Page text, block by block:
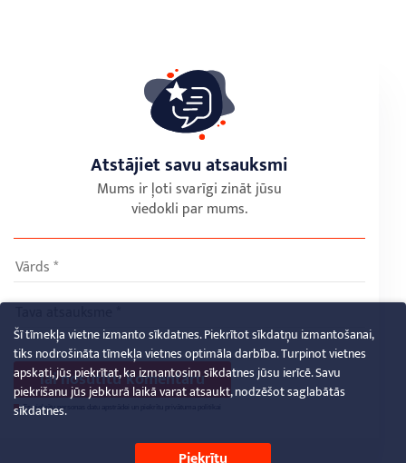
Atstājiet savu atsauksmi
Mums ir ļoti svarīgi zināt jūsu
viedokli par mums.
lai nosūtītu komentāru
Es piekrītu personas datu apstrādei un piekrītu
Šī tīmekļa vietne izmanto sīkdatnes. Piekrītot sīkdatņu izmantošanai,
tiks nodrošināta tīmekļa vietnes optimāla darbība. Turpinot vietnes
apskati, jūs piekrītat, ka izmantosim sīkdatnes jūsu ierīcē. Savu
piekrišanu jūs jebkurā laikā varat atsaukt, nodzēšot saglabātās
sīkdatnes.